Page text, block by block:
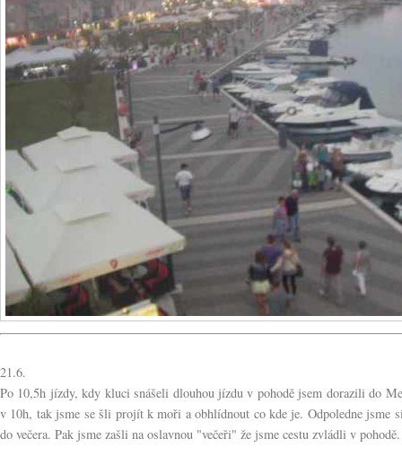
21.6.
Po 10,5h jízdy, kdy kluci snášeli dlouhou jízdu v pohodě jsem dorazili do
v 10h, tak jsme se šli projít k moři a obhlídnout co kde je. Odpoledne jsme
do večera. Pak jsme zašli na oslavnou "večeři" že jsme cestu zvládli v pohodě.